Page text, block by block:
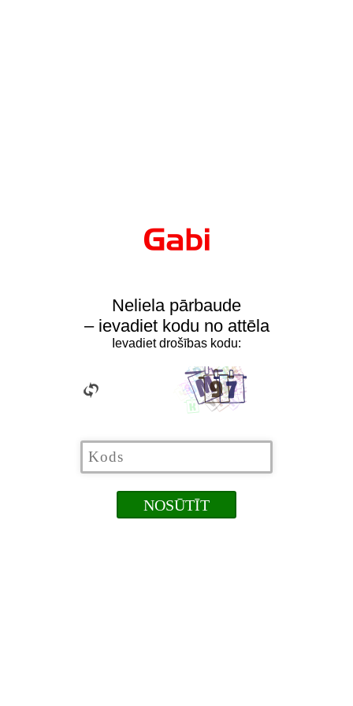
Neliela pārbaude
– ievadiet kodu no attēla
Ievadiet drošības kodu: